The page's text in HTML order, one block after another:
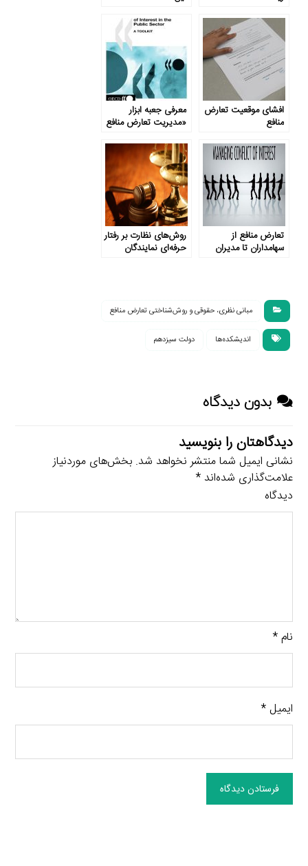
افشای موقعیت تعارض
منافع
معرفی جعبه ابزار
«مدیریت تعارض منافع
تعارض منافع از
سهامداران تا مدیران
روش‌های نظارت بر رفتار
حرفه‌ای نمایندگان
مبانی نظری، حقوقی و روش‌شناختی تعارض منافع
اندیشکده‌ها دولت سیزدهم
بدون دیدگاه
دیدگاهتان را بنویسید
نشانی ایمیل شما منتشر نخواهد شد. بخش‌های موردنیاز
علامت‌گذاری شده‌اند*
دیدگاه
نام*
ایمیل*
فرستادن دیدگاه